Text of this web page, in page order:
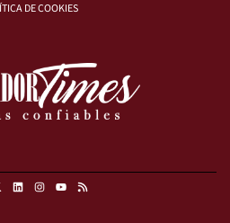
DE COOKIES
LinkedinInstagramRSS